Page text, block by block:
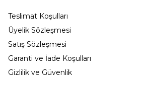
Teslimat Koşulları
Üyelik Sözleşmesi
Satış Sözleşmesi
Garanti ve İade Koşulları
Gizlilik ve Güvenlik